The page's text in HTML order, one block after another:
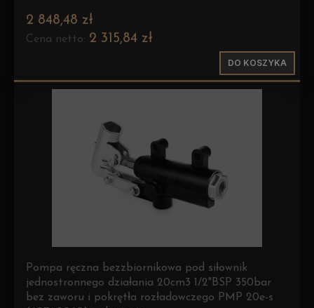
2 848,48 zł
Cena netto: 2 315,84 zł
DO KOSZYKA
Pompa ręczna bezzbiornikowa pod siłownik
jednostronnego działania 20cm3 1/2"BSP 350bar
bez zaworu i pokrętła rozładowczego PMP 20e-s